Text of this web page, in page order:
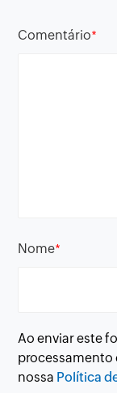
Comentário*
Nome*
Ao enviar este
processamento
nossa Política